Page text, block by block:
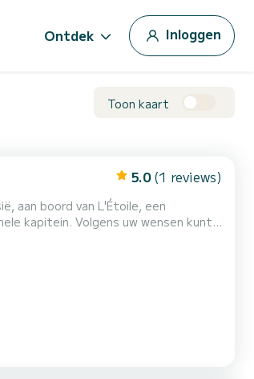
Ontdek Inloggen
Toon kaart
5.0 (1 reviews)
aan boord van L'Étoile, een
kapitein. Volgens uw wensen kunt u
ontspannen momenten en